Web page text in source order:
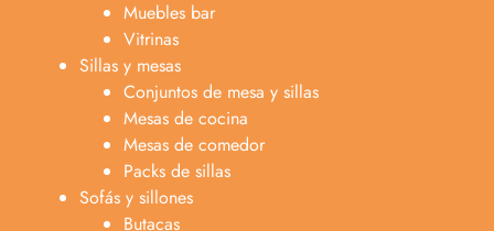
Muebles bar
Vitrinas
Sillas y mesas
Conjuntos de mesa y sillas
Mesas de cocina
Mesas de comedor
Packs de sillas
Sofás y sillones
Butacas